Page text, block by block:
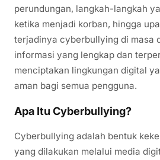
perundungan, langkah-langkah
ketika menjadi korban, hingga
terjadinya cyberbullying di masa
informasi yang lengkap dan
menciptakan lingkungan digital
aman bagi semua pengguna.
Apa Itu Cyberbullying?
Cyberbullying adalah bentuk
yang dilakukan melalui media